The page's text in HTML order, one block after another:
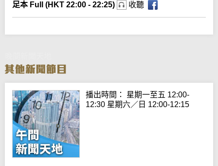
足本 Full (HKT 22:00 - 22:25) 收聽
播出時間： 星期一至五 12:00-
12:30 星期六／日 12:00-12:15